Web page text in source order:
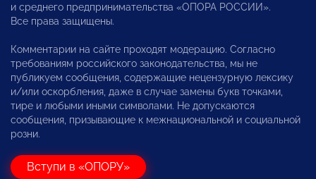
и среднего предпринимательства «ОПОРА РОССИИ».
Все права защищены.
Комментарии на сайте проходят модерацию. Согласно
требованиям российского законодательства, мы не
публикуем сообщения, содержащие нецензурную лексику
и/или оскорбления, даже в случае замены букв точками,
тире и любыми иными символами. Не допускаются
сообщения, призывающие к межнациональной и социальной
розни.
Вступи в «ОПОРУ»